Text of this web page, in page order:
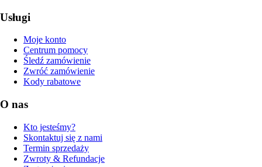
Usługi
Moje konto
Centrum pomocy
Śledź zamówienie
Zwróć zamówienie
Kody rabatowe
O nas
Kto jesteśmy?
Skontaktuj się z nami
Termin sprzedaży
Zwroty & Refundacje